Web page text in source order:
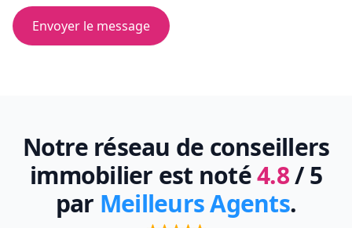
Envoyer le message
Notre réseau de conseillers
immobilier est noté4.8/ 5
par Meilleurs Agents.